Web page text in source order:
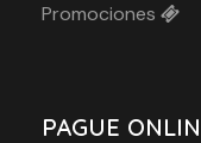
Promociones
PAGUE